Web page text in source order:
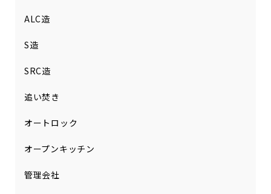
ALC造
S造
SRC造
追い焚き
オートロック
オープンキッチン
管理会社